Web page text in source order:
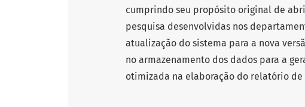
cumprindo seu propósito original de
pesquisa desenvolvidas nos
atualização do sistema para a nova
no armazenamento dos dados para a
otimizada na elaboração do relatório